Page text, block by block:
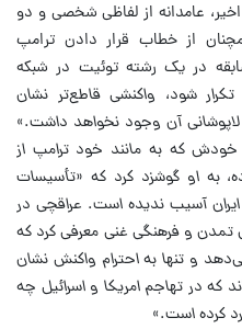
عامدانه از لفاظی شخصی و دو
از خطاب قرار دادن ترامپ
در یک رشته توئیت در شبکه
تکرار شود، واکنشی قاطع‌تر نشان
آن وجود نخواهد داشت.»
که به مانند خود ترامپ از
به او گوشزد کرد که «تأسیسات
آسیب ندیده است. عراقچی در
را کشوری با ۷ هزار سال تمدن و فرهنگی غنی معرفی کرد که
و تنها به احترام واکنش نشان
که در تهاجم امریکا و اسرائیل چه
کرده است.»